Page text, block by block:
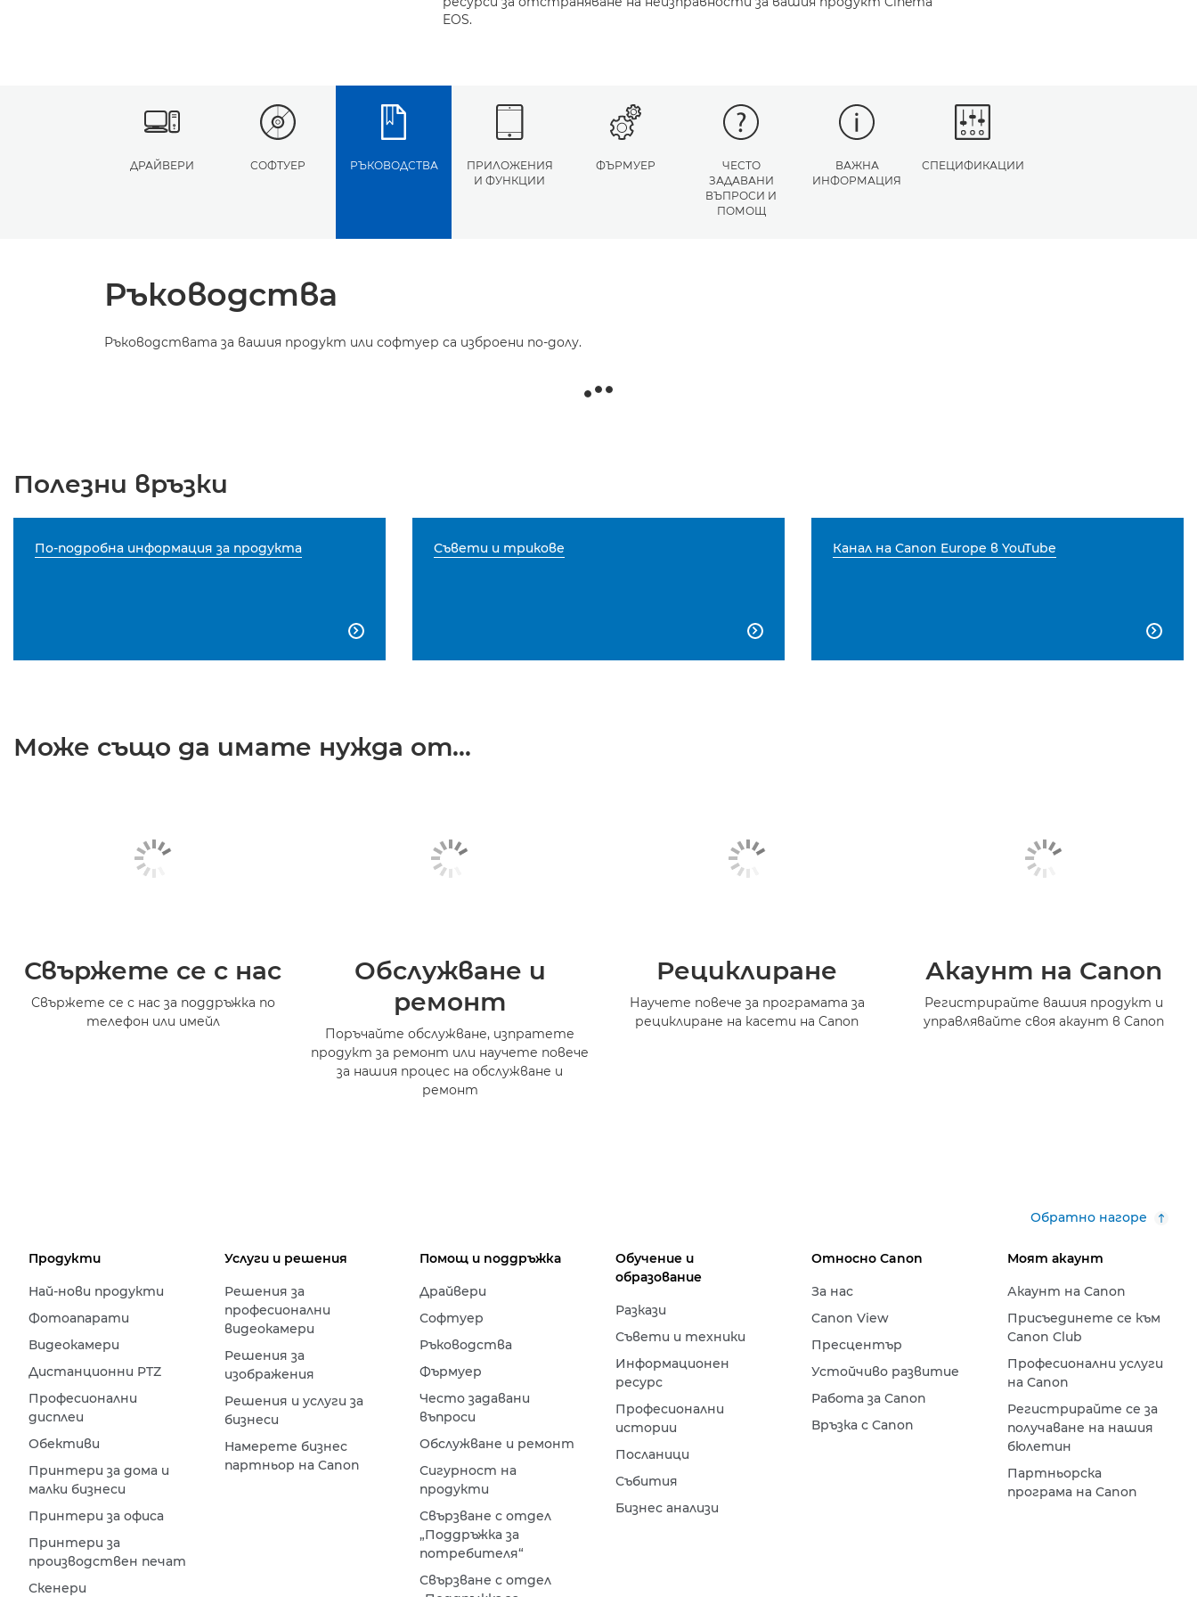
EOS.
ДРАЙВЕРИ СОФТУЕР РЪКОВОДСТВА
ПРИЛОЖЕНИЯ
И ФУНКЦИИ
ФЪРМУЕР
ЧЕСТО
ЗАДАВАНИ
ВЪПРОСИ И
ПОМОЩ
ВАЖНА
ИНФОРМАЦИЯ
СПЕЦИФИКАЦИИ
Ръководства
Ръководствата за вашия продукт или софтуер са изброени по-долу.
Полезни връзки
По-подробна информация за продукта

Съвети и трикове

Канал на Canon Europe в YouTube

Може също да имате нужда от...
Свържете се с нас
Свържете се с нас за поддръжка по
телефон или имейл
Обслужване и
ремонт
Поръчайте обслужване, изпратете
продукт за ремонт или научете повече
за нашия процес на обслужване и
ремонт
Рециклиране
Научете повече за програмата за
рециклиране на касети на Canon
Акаунт на Canon
Регистрирайте вашия продукт и
управлявайте своя акаунт в Canon
Обратно нагоре
Продукти
Най-нови продукти
Фотоапарати
Видеокамери
Дистанционни PTZ
Професионални
дисплеи
Обективи
Принтери за дома и
малки бизнеси
Принтери за офиса
Принтери за
производствен печат
Скенери
Услуги и решения
Решения за
професионални
видеокамери
Решения за
изображения
Решения и услуги за
бизнеси
Намерете бизнес
партньор на Canon
Помощ и поддръжка
Драйвери
Софтуер
Ръководства
Фърмуер
Често задавани
въпроси
Обслужване и ремонт
Сигурност на
продукти
Свързване с отдел
„Поддръжка за
потребителя“
Свързване с отдел
Обучение и
образование
Разкази
Съвети и техники
Информационен
ресурс
Професионални
истории
Посланици
Събития
Бизнес анализи
Относно Canon
За нас
Canon View
Пресцентър
Устойчиво развитие
Работа за Canon
Връзка с Canon
Моят акаунт
Акаунт на Canon
Присъединете се към
Canon Club
Професионални услуги
на Canon
Регистрирайте се за
получаване на нашия
бюлетин
Партньорска
програма на Canon